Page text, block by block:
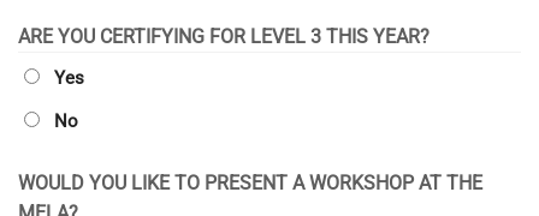
ARE YOU CERTIFYING FOR LEVEL 3 THIS YEAR?
Yes
No
WOULD YOU LIKE TO PRESENT A WORKSHOP AT THE